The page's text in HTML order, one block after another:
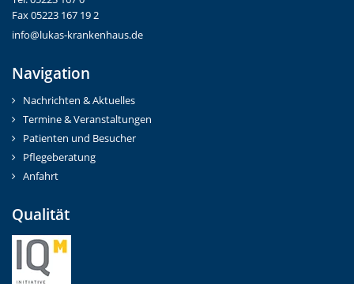
Fax 05223 167 19 2
info@lukas-krankenhaus.de
Navigation
Nachrichten & Aktuelles
Termine & Veranstaltungen
Patienten und Besucher
Pflegeberatung
Anfahrt
Qualität